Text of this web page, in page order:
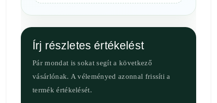
Írj részletes értékelést
Pár mondat is sokat segít a következő
vásárlónak. A véleményed azonnal frissíti a
termék értékelését.